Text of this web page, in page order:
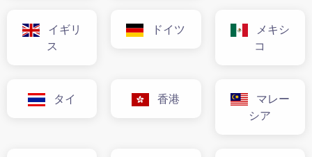
イギリ
ス
ドイツ
メキシ
コ
タイ 香港
マレー
シア